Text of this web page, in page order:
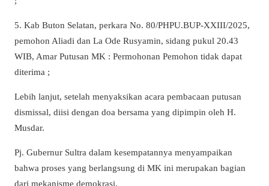
5. Kab Buton Selatan, perkara No. 80/PHPU.BUP-XXIII/2025,
pemohon Aliadi dan La Ode Rusyamin, sidang pukul 20.43
WIB, Amar Putusan MK : Permohonan Pemohon tidak dapat
diterima ;
Lebih lanjut, setelah menyaksikan acara pembacaan putusan
dismissal, diisi dengan doa bersama yang dipimpin oleh H.
Musdar.
Pj. Gubernur Sultra dalam kesempatannya menyampaikan
bahwa proses yang berlangsung di MK ini merupakan bagian
dari mekanisme demokrasi.